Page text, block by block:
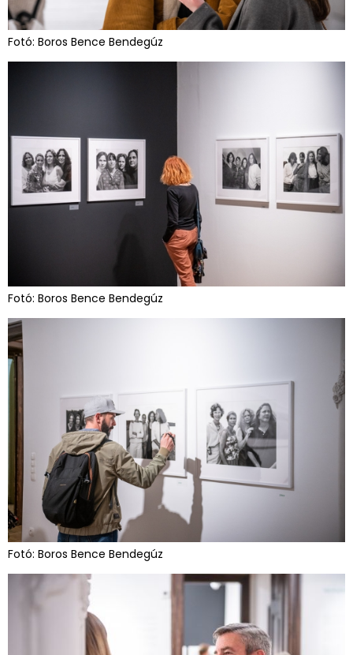
Fotó: Boros Bence Bendegúz
Fotó: Boros Bence Bendegúz
Fotó: Boros Bence Bendegúz